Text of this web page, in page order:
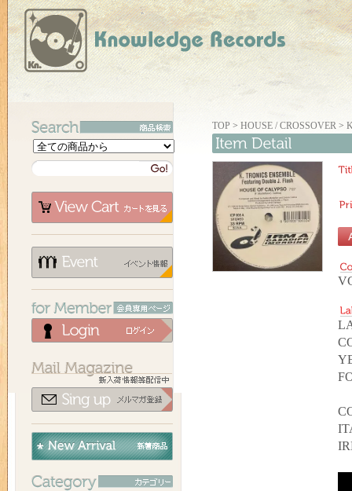
TOP > HOUSE / CROSSOVER >